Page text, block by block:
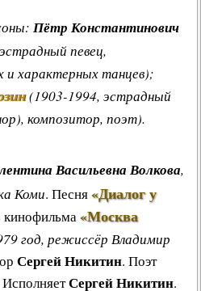
Пётр Константинович
певец,
и характерных танцев);
(1903-1994, эстрадный
композитор, поэт).
Васильевна Волкова,
Коми. Песня«Диалог у
«Москва
год, режиссёр Владимир
Сергей Никитин. Поэт
ИсполняетСергей Никитин.